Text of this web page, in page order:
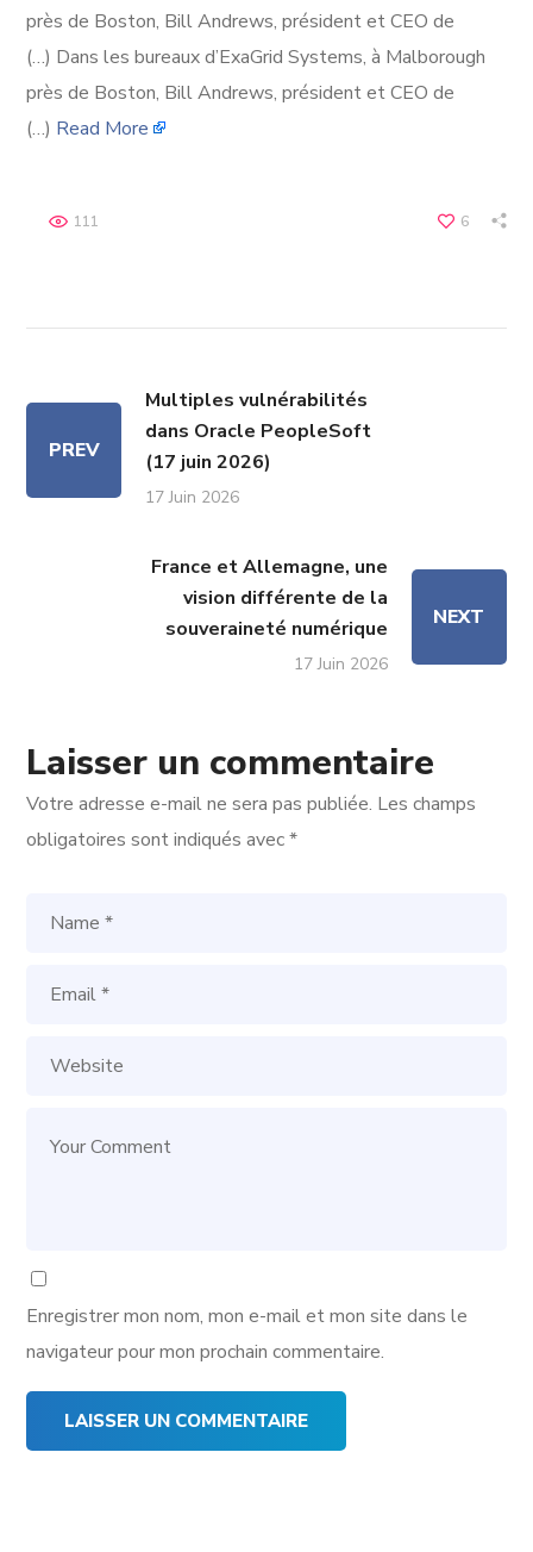
près de Boston, Bill Andrews, président et CEO de
(…) Dans les bureaux d’ExaGrid Systems, à Malborough
près de Boston, Bill Andrews, président et CEO de
(…) Read More
6
111
PREV
Multiples vulnérabilités
dans Oracle PeopleSoft
(17 juin 2026)
17 Juin 2026
France et Allemagne, une
vision différente de la
souveraineté numérique
17 Juin 2026
NEXT
Laisser un commentaire
Votre adresse e-mail ne sera pas publiée. Les champs
obligatoires sont indiqués avec*
Enregistrer mon nom, mon e-mail et mon site dans le
navigateur pour mon prochain commentaire.